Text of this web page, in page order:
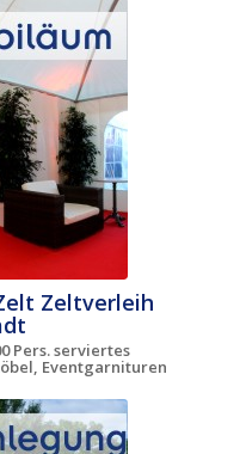
Zeltverleih
Pers. serviertes
Eventgarnituren